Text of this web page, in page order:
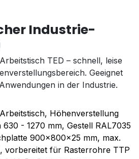
Industrie-
TED – schnell, leise
Geeignet
in der Industrie.
Höhenverstellung
- 1270 mm, Gestell RAL7035
900x800x25 mm, max.
vorbereitet für Rasterrohre TTP